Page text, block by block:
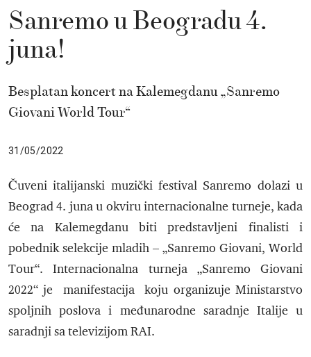
Sanremo u Beogradu 4.
juna!
Besplatan koncert na Kalemegdanu „Sanremo
Giovani World Tour“
31/05/2022
Čuveni italijanski muzički festival Sanremo dolazi u
Beograd 4. juna u okviru internacionalne turneje, kada
će na Kalemegdanu biti predstavljeni finalisti i
pobednik selekcije mladih – „Sanremo Giovani, World
Tour“. Internacionalna turneja „Sanremo Giovani
2022“ je manifestacija koju organizuje Ministarstvo
spoljnih poslova i međunarodne saradnje Italije u
saradnji sa televizijom RAI.